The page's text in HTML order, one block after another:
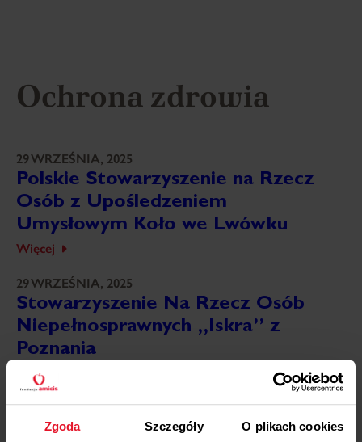
Zgoda Szczegóły O plikach cookies
Ochrona zdrowia
29 WRZEŚNIA, 2025
Polskie Stowarzyszenie na Rzecz
Osób z Upośledzeniem
Umysłowym Koło we Lwówku
Więcej
29 WRZEŚNIA, 2025
Stowarzyszenie Na Rzecz Osób
Niepełnosprawnych „Iskra” z
Poznania
Więcej
29 WRZEŚNIA, 2025
Gdańska Fundacja